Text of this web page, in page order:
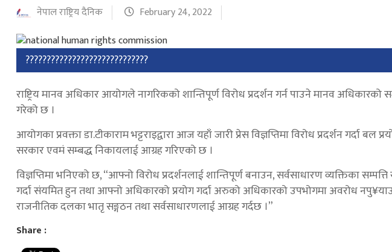
नेपाल राष्ट्रिय दैनिक February 24, 2022
?????????????????????????????
राष्ट्रिय मानव अधिकार आयोगले नागरिकको शान्तिपूर्ण विरोध प्रदर्शन गर्न पाउने मानव अधिकारको
गरेको छ ।
आयोगका प्रवक्ता डा.टीकाराम भट्टराइद्वारा आज यहाँ जारी प्रेस विज्ञप्तिमा विरोध प्रदर्शन गर्दा बल
सरकार एवमं सम्बद्ध निकायलाई आग्रह गरिएको छ ।
विज्ञप्तिमा भनिएको छ, “आफ्नो विरोध प्रदर्शनलाई शान्तिपूर्ण बनाउन, सर्वसाधारण व्यक्तिका
गर्दा संयमित हुन तथा आफ्नो अधिकारको प्रयोग गर्दा अरुको अधिकारको उपभोगमा अवरोध
राजनीतिक दलका भातृ सङ्गठन तथा सर्वसाधारणलाई आग्रह गर्दछ ।”
Share :